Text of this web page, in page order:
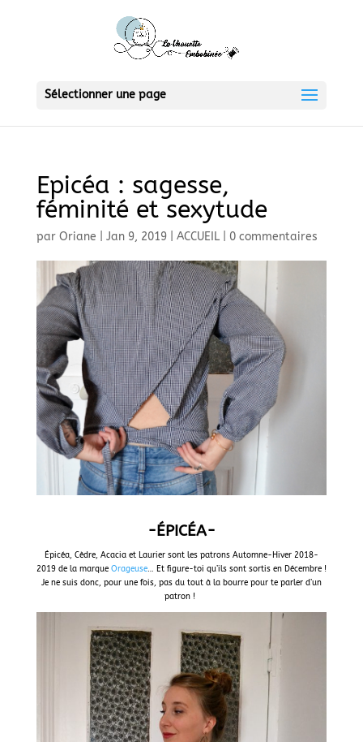
Sélectionner une page
Epicéa : sagesse,
féminité et sexytude
par Oriane Jan 9, 2019| ACCUEIL| 0 commentaires
-ÉPICÉA-
Épicéa, Cèdre, Acacia et Laurier sont les patrons Automne-Hiver 2018-
2019 de la marque Orageuse… Et figure-toi qu’ils sont sortis en Décembre !
Je ne suis donc, pour une fois, pas du tout à la bourre pour te parler d’un
patron !